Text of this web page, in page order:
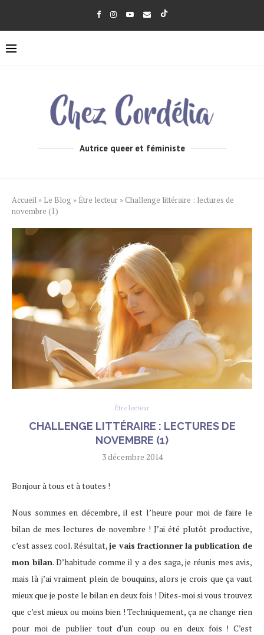
Autrice queer et féministe
Accueil » Le Blog » Être lecteur » Challenge littéraire : lectures de
novembre (1)
Être lecteur
CHALLENGE LITTÉRAIRE : LECTURES DE
NOVEMBRE (1)
3 décembre 2014
Bonjour à tous et à toutes !
Nous sommes en décembre, il est l’heure pour moi de faire le
bilan de mes lectures de novembre ! J’ai été plutôt productive,
c’est assez cool. Résultat,je vais fractionner la publication de
mon bilan. D’habitude comme il y a des saga, je réunis mes avis,
mais là j’ai vraiment plein de bouquins, alors je crois que ça vaut
mieux que je poste le bilan en deux fois ! Dites-moi si vous trouvez
que c’est mieux ou moins bien ! Techniquement, ça ne change rien
pour moi de publier tout d’un coup ou en deux fois ! C’est